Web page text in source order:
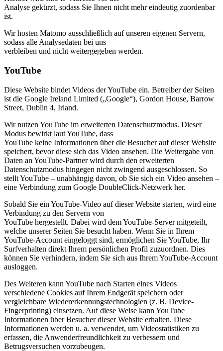
Analyse gekürzt, sodass Sie Ihnen nicht mehr eindeutig zuordenbar
ist.
Wir hosten Matomo ausschließlich auf unseren eigenen Servern,
sodass alle Analysedaten bei uns
verbleiben und nicht weitergegeben werden.
YouTube
Diese Website bindet Videos der YouTube ein. Betreiber der Seiten
ist die Google Ireland Limited („Google“), Gordon House, Barrow
Street, Dublin 4, Irland.
Wir nutzen YouTube im erweiterten Datenschutzmodus. Dieser
Modus bewirkt laut YouTube, dass
YouTube keine Informationen über die Besucher auf dieser Website
speichert, bevor diese sich das Video ansehen. Die Weitergabe von
Daten an YouTube-Partner wird durch den erweiterten
Datenschutzmodus hingegen nicht zwingend ausgeschlossen. So
stellt YouTube – unabhängig davon, ob Sie sich ein Video ansehen –
eine Verbindung zum Google DoubleClick-Netzwerk her.
Sobald Sie ein YouTube-Video auf dieser Website starten, wird eine
Verbindung zu den Servern von
YouTube hergestellt. Dabei wird dem YouTube-Server mitgeteilt,
welche unserer Seiten Sie besucht haben. Wenn Sie in Ihrem
YouTube-Account eingeloggt sind, ermöglichen Sie YouTube, Ihr
Surfverhalten direkt Ihrem persönlichen Profil zuzuordnen. Dies
können Sie verhindern, indem Sie sich aus Ihrem YouTube-Account
ausloggen.
Des Weiteren kann YouTube nach Starten eines Videos
verschiedene Cookies auf Ihrem Endgerät speichern oder
vergleichbare Wiedererkennungstechnologien (z. B. Device-
Fingerprinting) einsetzen. Auf diese Weise kann YouTube
Informationen über Besucher dieser Website erhalten. Diese
Informationen werden u. a. verwendet, um Videostatistiken zu
erfassen, die Anwenderfreundlichkeit zu verbessern und
Betrugsversuchen vorzubeugen.